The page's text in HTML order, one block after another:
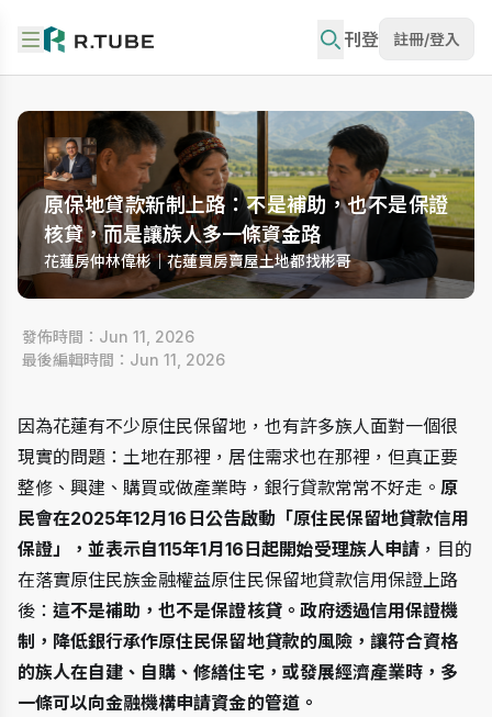
刊登 註冊/登入
原保地貸款新制上路：不是補助，也不是保證
核貸，而是讓族人多一條資金路
花蓮房仲林偉彬｜花蓮買房賣屋土地都找彬哥
發佈時間：Jun 11, 2026
最後編輯時間：Jun 11, 2026
因為花蓮有不少原住民保留地，也有許多族人面對一個很
現實的問題：土地在那裡，居住需求也在那裡，但真正要
整修、興建、購買或做產業時，銀行貸款常常不好走。 原
民會在2025年12月16日公告啟動「原住民保留地貸款信用
保證」，並表示自115年1月16日起開始受理族人申請 ，目的
在落實原住民族金融權益原住民保留地貸款信用保證上路
後：這不是補助，也不是保證核貸。政府透過信用保證機
制，降低銀行承作原住民保留地貸款的風險，讓符合資格
的族人在自建、自購、修繕住宅，或發展經濟產業時，多
一條可以向金融機構申請資金的管道。